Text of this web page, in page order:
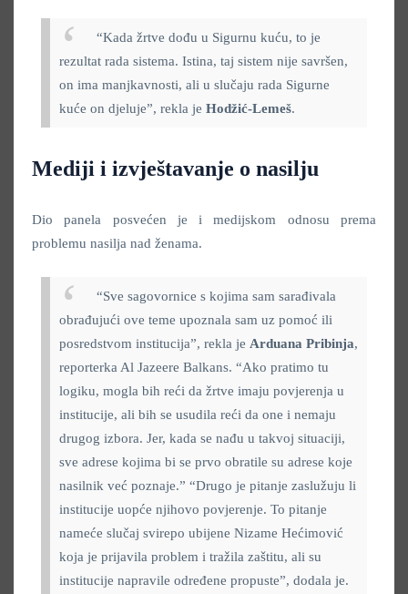
“Kada žrtve dođu u Sigurnu kuću, to je
rezultat rada sistema. Istina, taj sistem nije savršen,
on ima manjkavnosti, ali u slučaju rada Sigurne
kuće on djeluje”, rekla je Hodžić-Lemeš.
Mediji i izvještavanje o nasilju
Dio panela posvećen je i medijskom odnosu prema
problemu nasilja nad ženama.
“Sve sagovornice s kojima sam sarađivala
obrađujući ove teme upoznala sam uz pomoć ili
posredstvom institucija”, rekla je Arduana Pribinja,
reporterka Al Jazeere Balkans. “Ako pratimo tu
logiku, mogla bih reći da žrtve imaju povjerenja u
institucije, ali bih se usudila reći da one i nemaju
drugog izbora. Jer, kada se nađu u takvoj situaciji,
sve adrese kojima bi se prvo obratile su adrese koje
nasilnik već poznaje.” “Drugo je pitanje zaslužuju li
institucije uopće njihovo povjerenje. To pitanje
nameće slučaj svirepo ubijene Nizame Hećimović
koja je prijavila problem i tražila zaštitu, ali su
institucije napravile određene propuste”, dodala je.